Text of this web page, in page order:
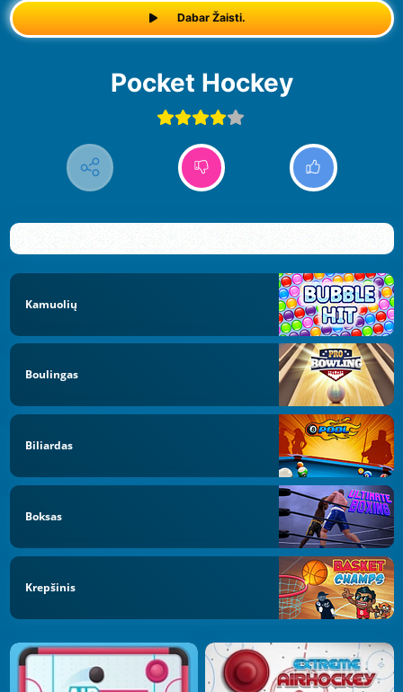
Dabar Žaisti.
Pocket Hockey
Kamuolių
Boulingas
Biliardas
Boksas
Krepšinis